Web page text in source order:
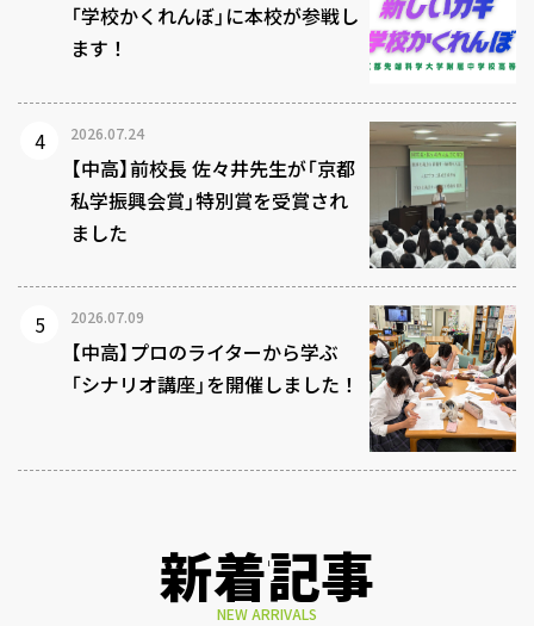
「学校かくれんぼ」に本校が参戦し
ます！
2026.07.24
【中高】前校長 佐々井先生が「京都
私学振興会賞」特別賞を受賞され
ました
2026.07.09
【中高】プロのライターから学ぶ
「シナリオ講座」を開催しました！
新着記事
NEW ARRIVALS